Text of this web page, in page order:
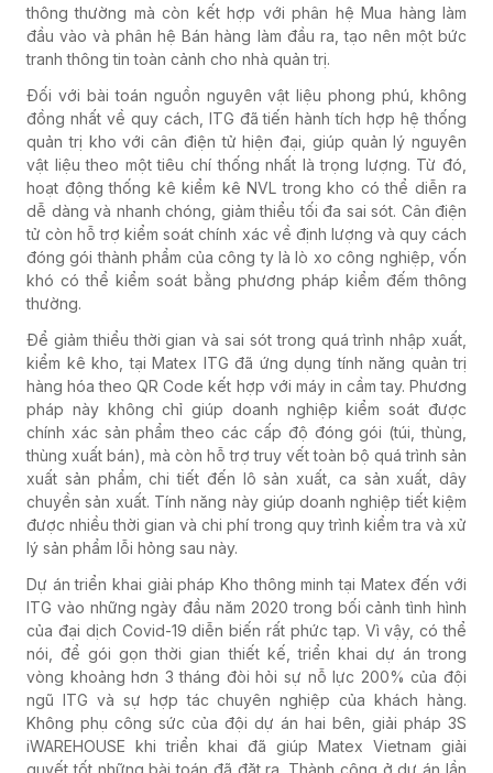
thông thường mà còn kết hợp với phân hệ Mua hàng làm
đầu vào và phân hệ Bán hàng làm đầu ra, tạo nên một bức
tranh thông tin toàn cảnh cho nhà quản trị.
Đối với bài toán nguồn nguyên vật liệu phong phú, không
đồng nhất về quy cách, ITG đã tiến hành tích hợp hệ thống
quản trị kho với cân điện tử hiện đại, giúp quản lý nguyên
vật liệu theo một tiêu chí thống nhất là trọng lượng. Từ đó,
hoạt động thống kê kiểm kê NVL trong kho có thể diễn ra
dễ dàng và nhanh chóng, giảm thiểu tối đa sai sót. Cân điện
tử còn hỗ trợ kiểm soát chính xác về định lượng và quy cách
đóng gói thành phẩm của công ty là lò xo công nghiệp, vốn
khó có thể kiểm soát bằng phương pháp kiểm đếm thông
thường.
Để giảm thiểu thời gian và sai sót trong quá trình nhập xuất,
kiểm kê kho, tại Matex ITG đã ứng dụng tính năng quản trị
hàng hóa theo QR Code kết hợp với máy in cầm tay. Phương
pháp này không chỉ giúp doanh nghiệp kiểm soát được
chính xác sản phẩm theo các cấp độ đóng gói (túi, thùng,
thùng xuất bán), mà còn hỗ trợ truy vết toàn bộ quá trình sản
xuất sản phẩm, chi tiết đến lô sản xuất, ca sản xuất, dây
chuyền sản xuất. Tính năng này giúp doanh nghiệp tiết kiệm
được nhiều thời gian và chi phí trong quy trình kiểm tra và xử
lý sản phẩm lỗi hỏng sau này.
Dự án triển khai giải pháp Kho thông minh tại Matex đến với
ITG vào những ngày đầu năm 2020 trong bối cảnh tình hình
của đại dịch Covid-19 diễn biến rất phức tạp. Vì vậy, có thể
nói, để gói gọn thời gian thiết kế, triển khai dự án trong
vòng khoảng hơn 3 tháng đòi hỏi sự nỗ lực 200% của đội
ngũ ITG và sự hợp tác chuyên nghiệp của khách hàng.
Không phụ công sức của đội dự án hai bên, giải pháp 3S
iWAREHOUSE khi triển khai đã giúp Matex Vietnam giải
quyết tốt những bài toán đã đặt ra. Thành công ở dự án lần